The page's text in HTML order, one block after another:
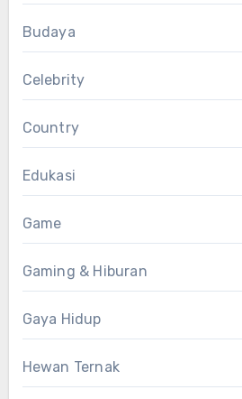
Budaya
Celebrity
Country
Edukasi
Game
Gaming & Hiburan
Gaya Hidup
Hewan Ternak